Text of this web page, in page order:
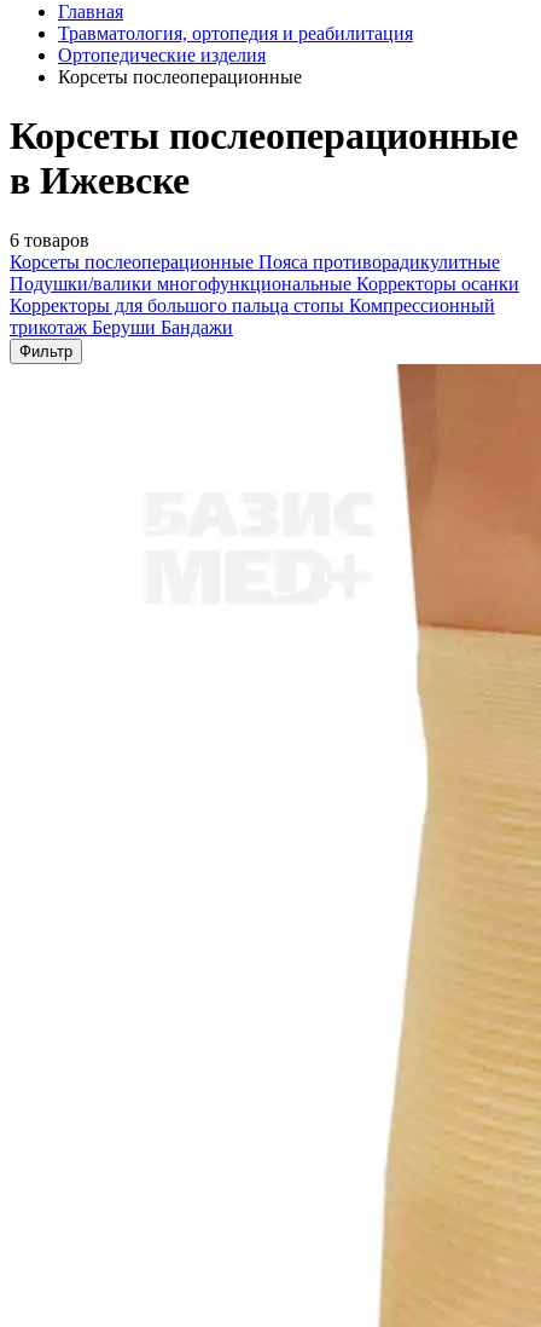
Главная
Травматология, ортопедия и реабилитация
Ортопедические изделия
Корсеты послеоперационные
Корсеты послеоперационные
в Ижевске
6 товаров
Корсеты послеоперационные Пояса противорадикулитные
Подушки/валики многофункциональные Корректоры осанки
Корректоры для большого пальца стопы Компрессионный
трикотаж Беруши Бандажи
Фильтр